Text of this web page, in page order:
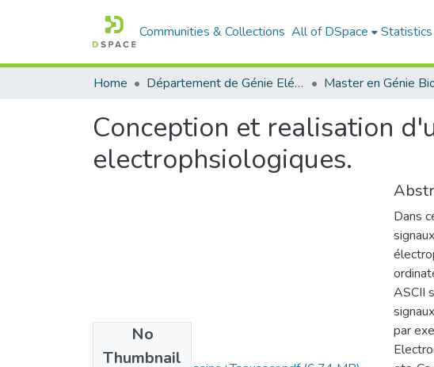
Communities & Collections All of DSpace Statistics
Home Département de Génie Eléctrique et Electronique Master en Génie
Conception et realisation
electrophsiologiques.
No
Thumbnail
Dans
signaux
ASCII
par